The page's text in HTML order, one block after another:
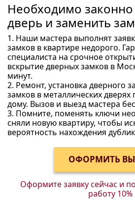
Необходимо
дверь и заменить
1. Наши мастера выполнят
замков в квартире недорого.
специалиста на срочное
вскрытие дверных замков в
минут.
2. Ремонт, установка дверного
замков в металлических
дому. Вызов и выезд мастера
3. Помните, поменять ключи
сняли новую квартиру, чтобы
вероятность нахождения
Оформите заявку сейчас и
работу 10%